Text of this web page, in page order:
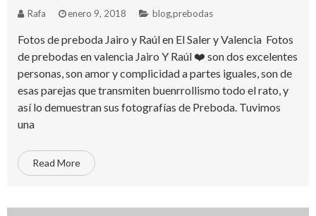
Rafa enero 9, 2018 blog,prebodas
Fotos de preboda Jairo y Raúl en El Saler y Valencia Fotos
de prebodas en valencia Jairo Y Raúl ❤️ son dos excelentes
personas, son amor y complicidad a partes iguales, son de
esas parejas que transmiten buenrrollismo todo el rato, y
así lo demuestran sus fotografías de Preboda. Tuvimos
una
Read More